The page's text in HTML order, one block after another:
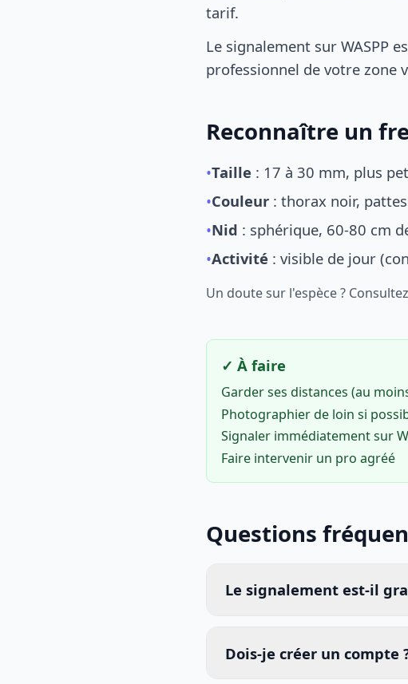
tarif.
Le signalement sur WASPP
professionnel de votre zone
Reconnaître un
•Taille : 17 à 30 mm, plus
•Couleur : thorax noir,
•Nid : sphérique, 60-80 cm
•Activité : visible de jour
Un doute sur l'espèce ?
✓ À faire
Garder ses distances (au
Photographier de loin si
Signaler immédiatement sur
Faire intervenir un pro agréé
Questions
Le signalement est-il
Dois-je créer un compte